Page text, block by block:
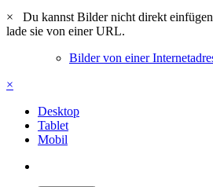
×
Du kannst Bilder nicht direkt
lade sie von einer URL.
Bilder von einer
×
Desktop
Tablet
Mobil